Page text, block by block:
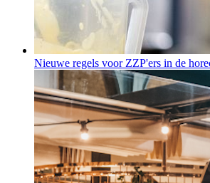
Nieuwe regels voor ZZP'ers in de